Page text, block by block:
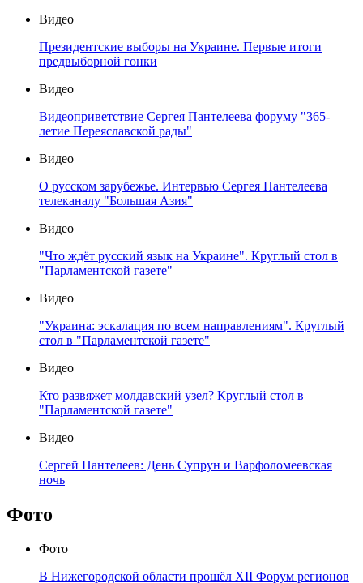
Видео
Президентские выборы на Украине. Первые итоги
предвыборной гонки
Видео
Видеоприветствие Сергея Пантелеева форуму "365-
летие Переяславской рады"
Видео
О русском зарубежье. Интервью Сергея Пантелеева
телеканалу "Большая Азия"
Видео
"Что ждёт русский язык на Украине". Круглый стол в
"Парламентской газете"
Видео
"Украина: эскалация по всем направлениям". Круглый
стол в "Парламентской газете"
Видео
Кто развяжет молдавский узел? Круглый стол в
"Парламентской газете"
Видео
Сергей Пантелеев: День Супрун и Варфоломеевская
ночь
Фото
Фото
В Нижегородской области прошёл XII Форум регионов